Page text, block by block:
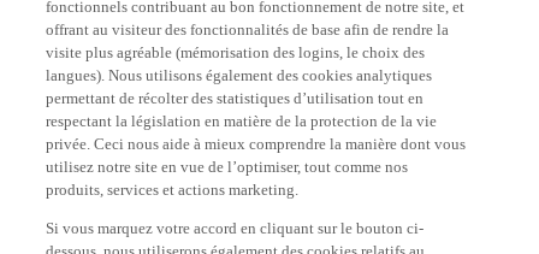
offrant au visiteur des fonctionnalités de base afin de rendre la
visite plus agréable (mémorisation des logins, le choix des
langues). Nous utilisons également des cookies analytiques
permettant de récolter des statistiques d’utilisation tout en
respectant la législation en matière de la protection de la vie
privée. Ceci nous aide à mieux comprendre la manière dont vous
utilisez notre site en vue de l’optimiser, tout comme nos
produits, services et actions marketing.
Si vous marquez votre accord en cliquant sur le bouton ci-
dessous, nous utiliserons également des cookies relatifs au